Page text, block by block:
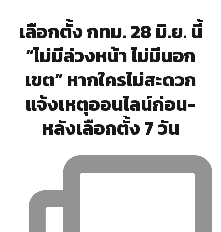
เลือกตั้ง กทม. 28 มิ.ย. นี้
“ไม่มีล่วงหน้า ไม่มีนอก
เขต” หากใครไม่สะดวก
แจ้งเหตุออนไลน์ก่อน-
หลังเลือกตั้ง 7 วัน